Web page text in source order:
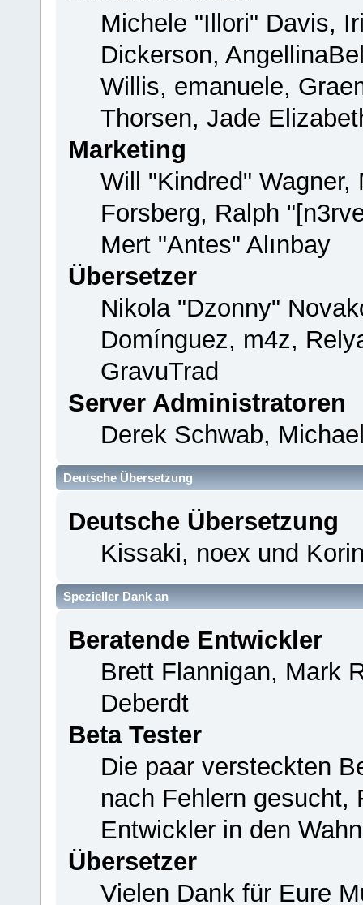
Michele "Illori" Davis,
Dickerson,
Willis, emanuele,
Thorsen, Jade
Marketing
Will "Kindred" Wagner,
Forsberg, Ralph
Mert "Antes" Alınbay
Übersetzer
Nikola "Dzonny"
Domínguez, m4z,
GravuTrad
Server Administratoren
Derek Schwab,
Deutsche Übersetzung
Deutsche Übersetzung
Kissaki, noex und
Spezieller Dank an
Beratende Entwickler
Brett Flannigan, Mark
Deberdt
Beta Tester
Die paar versteckten
nach Fehlern gesucht,
Entwickler in den
Übersetzer
Vielen Dank für Eure